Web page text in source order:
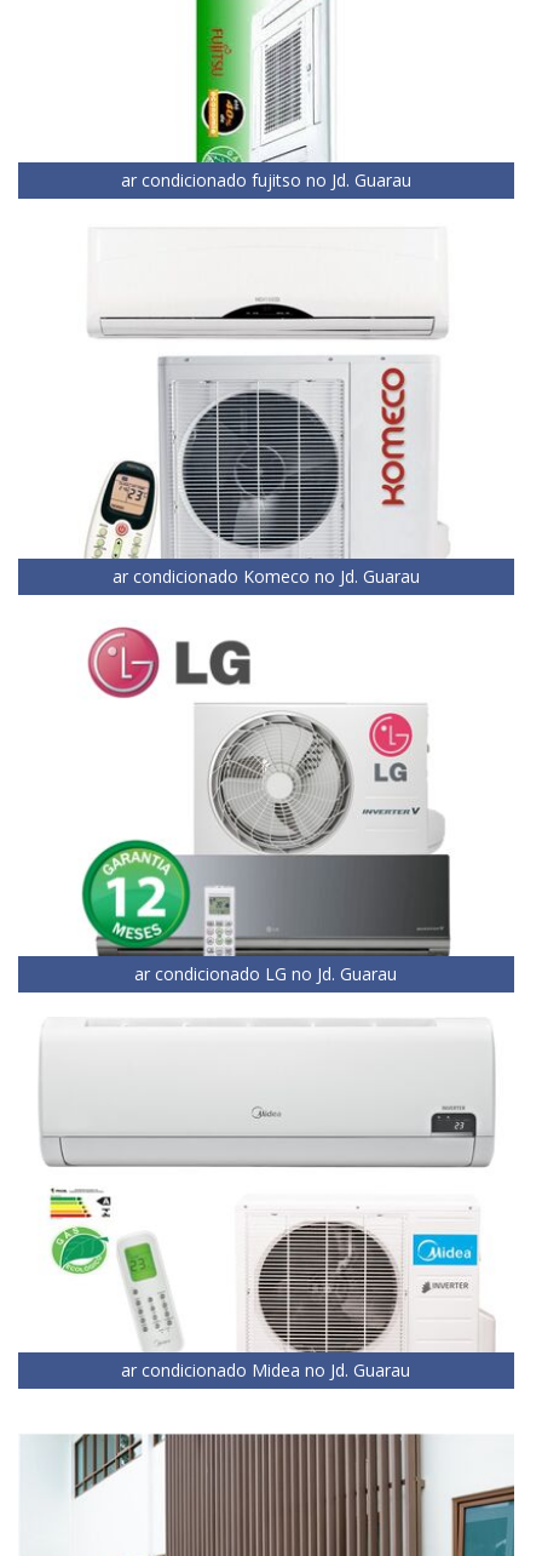
ar condicionado fujitso no Jd. Guarau
ar condicionado Komeco no Jd. Guarau
ar condicionado LG no Jd. Guarau
ar condicionado Midea no Jd. Guarau